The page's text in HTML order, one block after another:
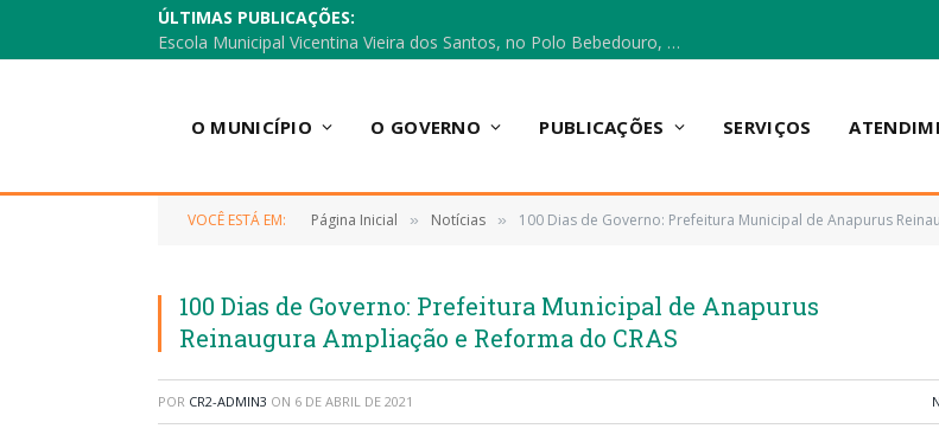
ÚLTIMAS PUBLICAÇÕES:
Escola Municipal Vicentina Vieira dos Santos, no Polo Bebedouro, recebeu materiais para a implantação do Cantinho da Leitura e da Sala Multidisciplinar.
O MUNICÍPIO O GOVERNO PUBLICAÇÕES SERVIÇOS
VOCÊ ESTÁ EM: Página Inicial » Notícias » 100 Dias de Governo: Prefeitura Municipal de Anapurus
100 Dias de Governo: Prefeitura Municipal de Anapurus
Reinaugura Ampliação e Reforma do CRAS
POR CR2-ADMIN3 ON 6 DE ABRIL DE 2021